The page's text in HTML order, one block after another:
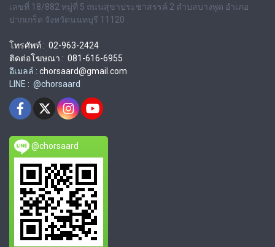
เลขที่ 18/882 หมู่ที่ 5 ถนนสุขาประชาสรรค์ 2 ตำบลบางพูด อำเภอ
ปากเกร็ด จังหวัดนนทบุรี 11120
โทรศัพท์ : 02-963-2424
ติดต่อโฆษณา : 081-616-6955
อีเมลล์ : chorsaard@gmail.com
LINE : @chorsaard
@chorsaard